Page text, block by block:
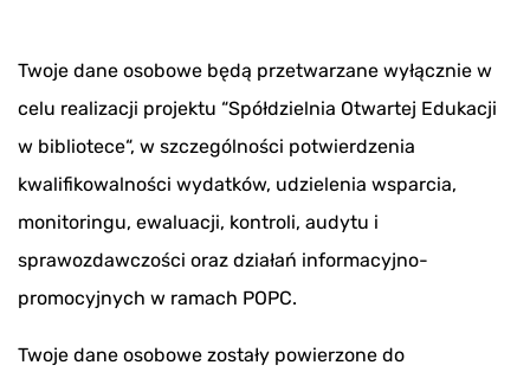
Twoje dane osobowe będą przetwarzane wyłącznie w
celu realizacji projektu “Spółdzielnia Otwartej Edukacji
w bibliotece“, w szczególności potwierdzenia
kwalifikowalności wydatków, udzielenia wsparcia,
monitoringu, ewaluacji, kontroli, audytu i
sprawozdawczości oraz działań informacyjno-
promocyjnych w ramach POPC.
Twoje dane osobowe zostały powierzone do